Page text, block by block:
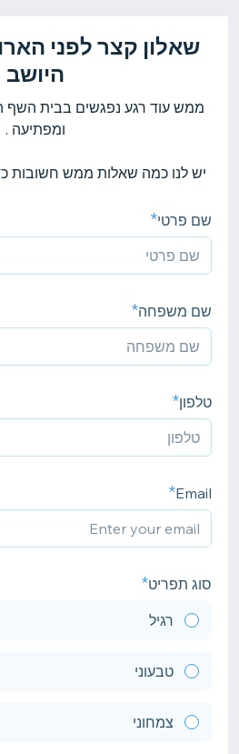
שאלון קצר לפני
היושב
ממש עוד רגע נפגשים בבית השף
יש לנו כמה שאלות ממש חשובות
שם פרטי
שם משפחה
טלפון
Email
סוג תפריט
רגיל
טבעוני
צמחוני